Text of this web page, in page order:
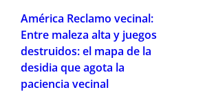
América Reclamo vecinal:
Entre maleza alta y juegos
destruidos: el mapa de la
desidia que agota la
paciencia vecinal